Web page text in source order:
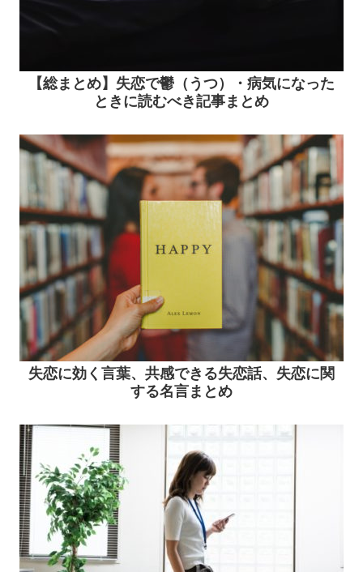
【総まとめ】失恋で鬱（うつ）・病気になった
ときに読むべき記事まとめ
失恋に効く言葉、共感できる失恋話、失恋に関
する名言まとめ